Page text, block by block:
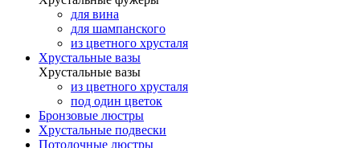
для вина
для шампанского
из цветного хрусталя
Хрустальные вазы
Хрустальные вазы
из цветного хрусталя
под один цветок
Бронзовые люстры
Хрустальные подвески
Потолочные люстры